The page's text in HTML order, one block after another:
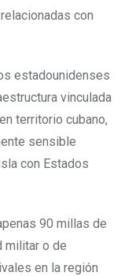
con
estadounidenses
vinculada
territorio cubano,
sensible
con Estados
90 millas de
militar o de
en la región